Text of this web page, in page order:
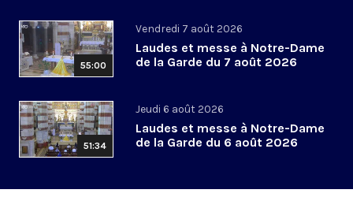
55:00
Vendredi 7 août 2026
Laudes et messe à Notre-Dame
de la Garde du 7 août 2026
51:34
Jeudi 6 août 2026
Laudes et messe à Notre-Dame
de la Garde du 6 août 2026